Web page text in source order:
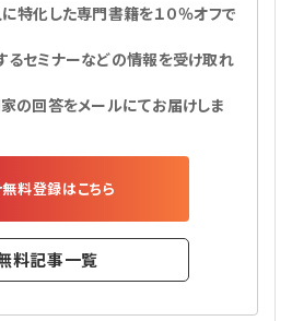
特化した専門書籍を１０％オフで
セミナーなどの情報を受け取れ
の回答をメールにてお届けしま
無料登録はこちら
料記事一覧